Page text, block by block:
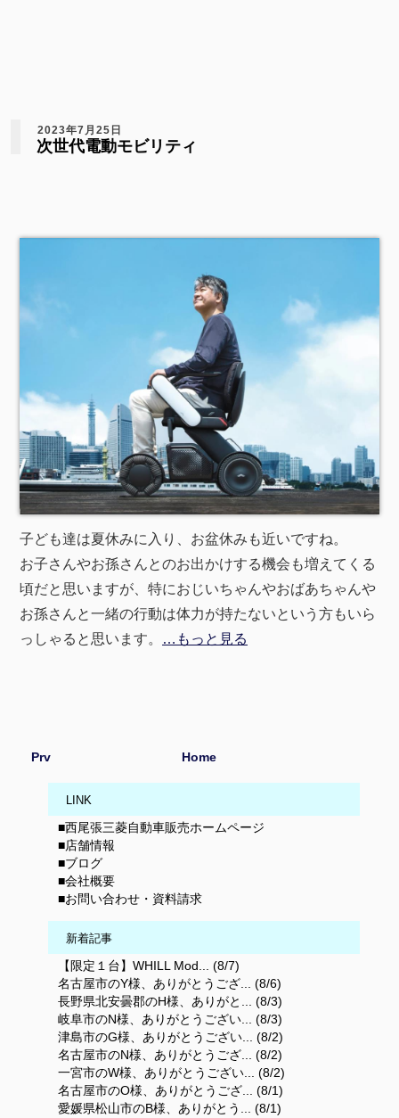
2023年7月25日
次世代電動モビリティ
子ども達は夏休みに入り、お盆休みも近いですね。
お子さんやお孫さんとのお出かけする機会も増えてくる
頃だと思いますが、特におじいちゃんやおばあちゃんや
お孫さんと一緒の行動は体力が持たないという方もいら
っしゃると思います。
…もっと見る
Prv Home
LINK
■西尾張三菱自動車販売ホームページ
■店舗情報
■ブログ
■会社概要
■お問い合わせ・資料請求
新着記事
【限定１台】WHILL Mod... (8/7)
名古屋市のY様、ありがとうござ... (8/6)
長野県北安曇郡のH様、ありがと... (8/3)
岐阜市のN様、ありがとうござい... (8/3)
津島市のG様、ありがとうござい... (8/2)
名古屋市のN様、ありがとうござ... (8/2)
一宮市のW様、ありがとうござい... (8/2)
名古屋市のO様、ありがとうござ... (8/1)
愛媛県松山市のB様、ありがとう... (8/1)